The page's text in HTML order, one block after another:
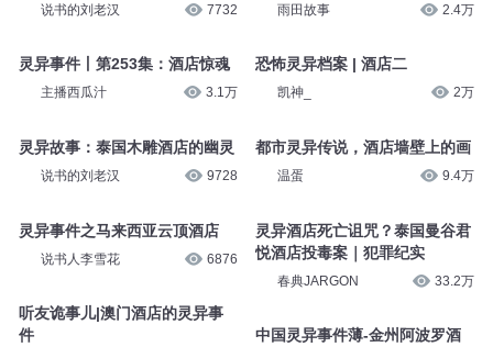
说书的刘老汉 7732
灵异事件丨第253集：酒店惊魂
主播西瓜汁 3.1万
灵异故事：泰国木雕酒店的幽灵
说书的刘老汉 9728
灵异事件之马来西亚云顶酒店
说书人李雪花 6876
听友诡事儿|澳门酒店的灵异事
件
雨田故事 2.4万
恐怖灵异档案 | 酒店二
凯神_ 2万
都市灵异传说，酒店墙壁上的画
温蛋 9.4万
灵异酒店死亡诅咒？泰国曼谷君
悦酒店投毒案｜犯罪纪实
春典JARGON 33.2万
中国灵异事件薄-金州阿波罗酒